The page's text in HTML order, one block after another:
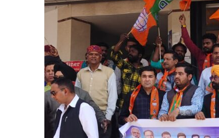
पटेलनगर
क्षेत्र
में